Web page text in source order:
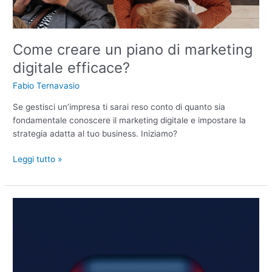
Come creare un piano di marketing
digitale efficace?
Fabio Ternavasio
Se gestisci un’impresa ti sarai reso conto di quanto sia
fondamentale conoscere il marketing digitale e impostare la
strategia adatta al tuo business. Iniziamo?
Leggi tutto »